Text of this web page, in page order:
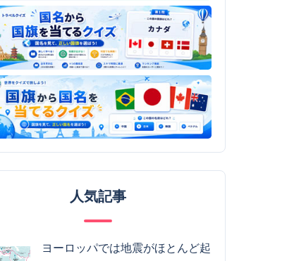
人気記事
ヨーロッパでは地震がほとんど起